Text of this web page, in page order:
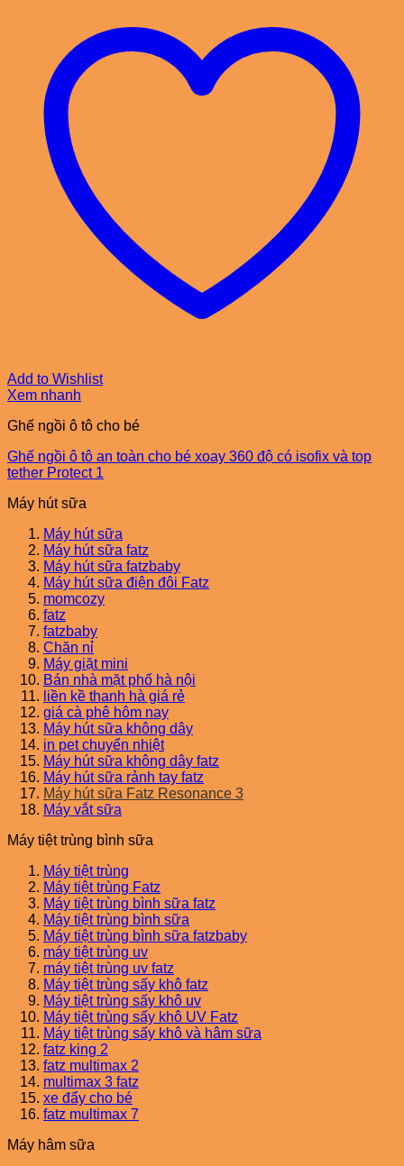
Add to Wishlist
Xem nhanh
Ghế ngồi ô tô cho bé
Ghế ngồi ô tô an toàn cho bé xoay 360 độ có isofix và top
tether Protect 1
Máy hút sữa
Máy hút sữa
Máy hút sữa fatz
Máy hút sữa fatzbaby
Máy hút sữa điện đôi Fatz
momcozy
fatz
fatzbaby
Chăn nỉ
Máy giặt mini
Bán nhà mặt phố hà nội
liền kề thanh hà giá rẻ
giá cà phê hôm nay
Máy hút sữa không dây
in pet chuyển nhiệt
Máy hút sữa không dây fatz
Máy hút sữa rảnh tay fatz
Máy hút sữa Fatz Resonance 3
Máy vắt sữa
Máy tiệt trùng bình sữa
Máy tiệt trùng
Máy tiệt trùng Fatz
Máy tiệt trùng bình sữa fatz
Máy tiệt trùng bình sữa
Máy tiệt trùng bình sữa fatzbaby
máy tiệt trùng uv
máy tiệt trùng uv fatz
Máy tiệt trùng sấy khô fatz
Máy tiệt trùng sấy khô uv
Máy tiệt trùng sấy khô UV Fatz
Máy tiệt trùng sấy khô và hâm sữa
fatz king 2
fatz multimax 2
multimax 3 fatz
xe đẩy cho bé
fatz multimax 7
Máy hâm sữa